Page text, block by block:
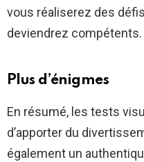
vous réaliserez des
deviendrez compétents.
Plus d’énigmes
En résumé, les tests
d’apporter du
également un